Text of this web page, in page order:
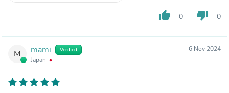
thumb_up 0 thumb_down 0
M mami Verified
Japan
6 Nov 2024